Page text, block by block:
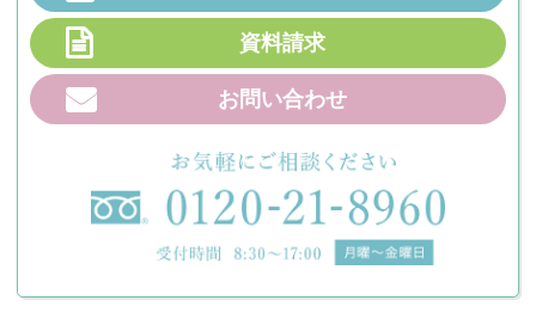
資料請求
お問い合わせ